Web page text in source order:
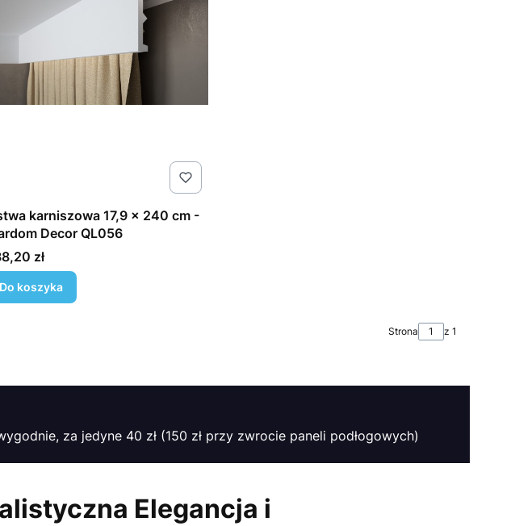
karniszowa 17,9 x 240 cm -
Decor QL056
zł
Do koszyka
Strona z 1
za jedyne 40 zł (150 zł przy zwrocie paneli podłogowych)
Elegancja i